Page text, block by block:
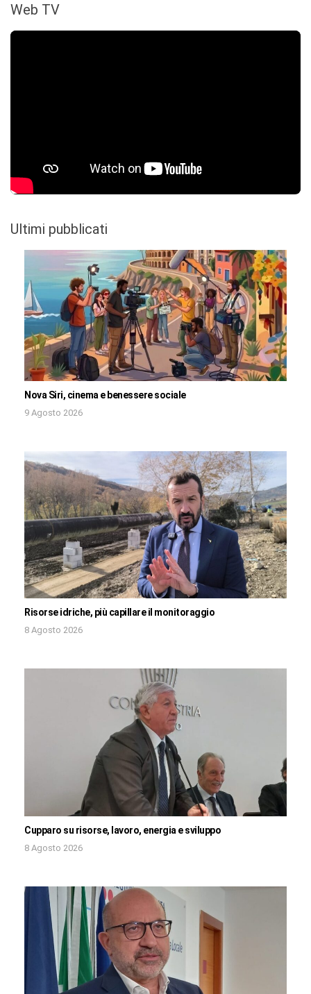
Web TV
Ultimi pubblicati
Nova Siri, cinema e benessere sociale
9 Agosto 2026
Risorse idriche, più capillare il monitoraggio
8 Agosto 2026
Cupparo su risorse, lavoro, energia e sviluppo
8 Agosto 2026